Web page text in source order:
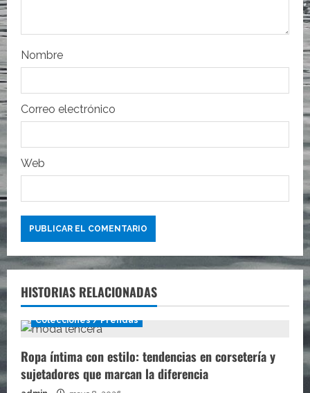
r
a
d
a
s
Nombre
Correo electrónico
Web
HISTORIAS RELACIONADAS
Colecciones / Prendas
Ropa íntima con estilo: tendencias en corsetería y
sujetadores que marcan la diferencia